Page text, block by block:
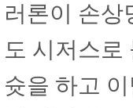
러론이 손상
도 시저스
슛을 하고